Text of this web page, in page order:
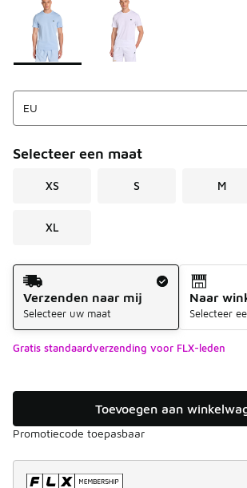
Selecteer een maat
XS S M
XL
Verzendmethode
Verzenden naar mij
Selecteer uw maat
Naar
Selecteer
Gratis standaardverzending voor FLX-leden
Toevoegen aan
Promotiecode toepasbaar